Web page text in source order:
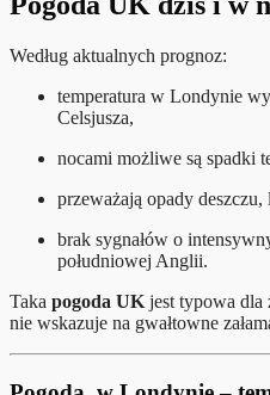
Według aktualnych prognoz:
temperatura w Londynie
Celsjusza,
nocami możliwe są spadki
przeważają opady
brak sygnałów o
południowej Anglii.
Taka pogoda UK jest typowa dla
nie wskazuje na gwałtowne